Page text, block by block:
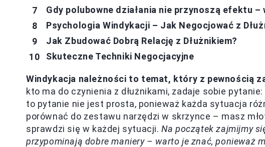
Gdy polubowne działania nie przynoszą efektu –
Psychologia Windykacji – Jak Negocjować z
Jak Zbudować Dobrą Relację z Dłużnikiem?
Skuteczne Techniki Negocjacyjne
Windykacja należności to temat, który z pewnością
kto ma do czynienia z dłużnikami, zadaje sobie
to pytanie nie jest prosta, ponieważ każda sytuacja
porównać do zestawu narzędzi w skrzynce – masz
sprawdzi się w każdej sytuacji.Na początek zajmijmy
przypominają dobre maniery – warto je znać, ponieważ